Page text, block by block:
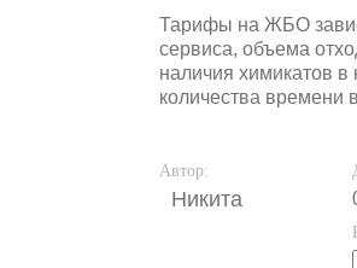
Тарифы на ЖБО
сервиса, объема
наличия химикатов в
количества времени
Автор:
Никита